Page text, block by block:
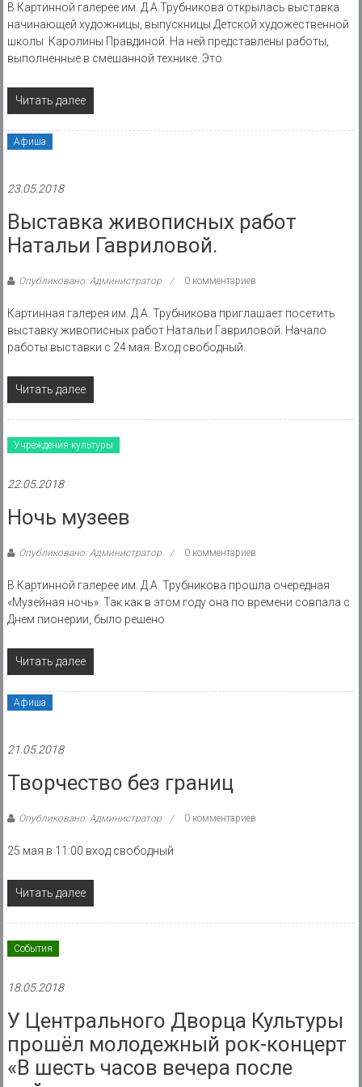
В Картинной галерее им. Д.А.Трубникова открылась выставка
начинающей художницы, выпускницы Детской художественной
школы Каролины Правдиной. На ней представлены работы,
выполненные в смешанной технике. Это
Читать далее
Афиша
23.05.2018
Выставка живописных работ
Натальи Гавриловой.
Опубликовано: Администратор 0 комментариев
Картинная галерея им. Д.А. Трубникова приглашает посетить
выставку живописных работ Натальи Гавриловой. Начало
работы выставки с 24 мая. Вход свободный.
Читать далее
Учреждения культуры
22.05.2018
Ночь музеев
Опубликовано: Администратор 0 комментариев
В Картинной галерее им. Д.А. Трубникова прошла очередная
«Музейная ночь». Так как в этом году она по времени совпала с
Днем пионерии, было решено
Читать далее
Афиша
21.05.2018
Творчество без границ
Опубликовано: Администратор 0 комментариев
25 мая в 11:00 вход свободный
Читать далее
События
18.05.2018
У Центрального Дворца Культуры
прошёл молодежный рок-концерт
«В шесть часов вечера после